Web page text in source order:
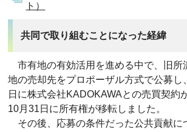
ト）
共同で取り組むことになった経緯
市有地の有効活用を進める中で、旧所
地の売却先をプロポーザル方式で公募し
日に株式会社KADOKAWAとの売買契約
10月31日に所有権が移転しました。
その後、応募の条件だった公共貢献に